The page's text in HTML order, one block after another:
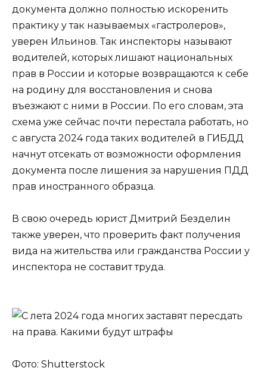
документа должно полностью искоренить
практику у так называемых «гастролеров»,
уверен Ильинов. Так инспекторы называют
водителей, которых лишают национальных
прав в России и которые возвращаются к себе
на родину для восстановления и снова
въезжают с ними в России. По его словам, эта
схема уже сейчас почти перестала работать, но
с августа 2024 года таких водителей в ГИБДД
начнут отсекать от возможности оформления
документа после лишения за нарушения ПДД
прав иностранного образца.
В свою очередь юрист Дмитрий Безделин
также уверен, что проверить факт получения
вида на жительства или гражданства России у
инспектора не составит труда.
Фото: Shutterstock